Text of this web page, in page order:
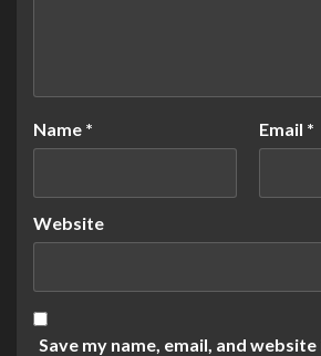
Name * Email *
Website
Save my name, email, and